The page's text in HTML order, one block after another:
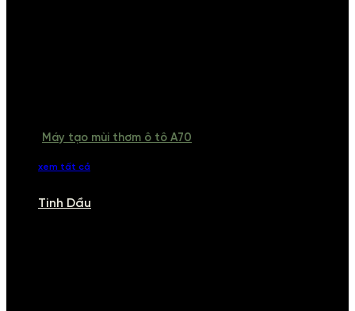
Máy tạo mùi thơm ô tô A70
xem tất cả
Tinh Dầu